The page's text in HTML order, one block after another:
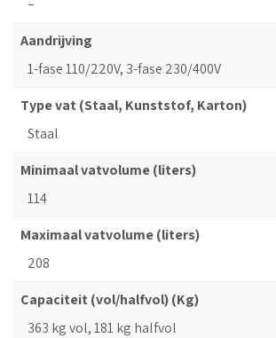
Aandrijving
1-fase 110/220V, 3-fase 230/400V
Type vat (Staal, Kunststof, Karton)
Staal
Minimaal vatvolume (liters)
114
Maximaal vatvolume (liters)
208
Capaciteit (vol/halfvol) (Kg)
363 kg vol, 181 kg halfvol